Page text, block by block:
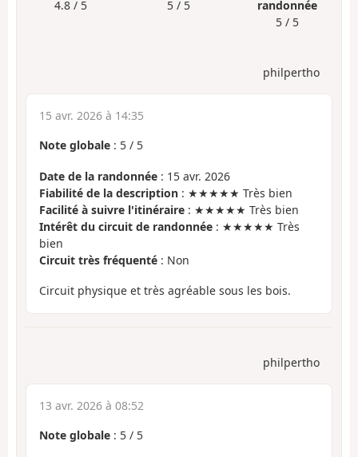
4.8 / 5 5 / 5
randonnée
5 / 5
philpertho
15 avr. 2026 à 14:35
Note globale : 5 / 5
Date de la randonnée : 15 avr. 2026
Fiabilité de la description : ★★★★★ Très bien
Facilité à suivre l'itinéraire : ★★★★★ Très bien
Intérêt du circuit de randonnée : ★★★★★ Très
bien
Circuit très fréquenté : Non
Circuit physique et très agréable sous les bois.
philpertho
13 avr. 2026 à 08:52
Note globale : 5 / 5